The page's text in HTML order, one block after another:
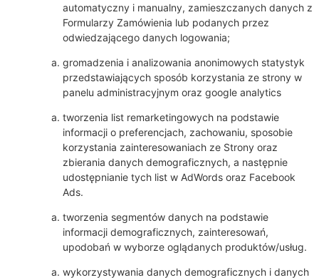
automatyczny i manualny, zamieszczanych danych z
Formularzy Zamówienia lub podanych przez
odwiedzającego danych logowania;
gromadzenia i analizowania anonimowych statystyk
przedstawiających sposób korzystania ze strony w
panelu administracyjnym oraz google analytics
tworzenia list remarketingowych na podstawie
informacji o preferencjach, zachowaniu, sposobie
korzystania zainteresowaniach ze Strony oraz
zbierania danych demograficznych, a następnie
udostępnianie tych list w AdWords oraz Facebook
Ads.
tworzenia segmentów danych na podstawie
informacji demograficznych, zainteresowań,
upodobań w wyborze oglądanych produktów/usług.
wykorzystywania danych demograficznych i danych